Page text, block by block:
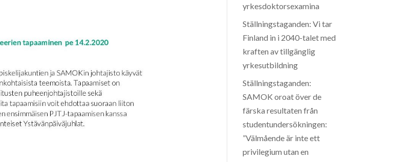
yrkesdoktorsexamina
Ställningstaganden: Vi tar
Finland in i 2040-talet med
kraften av tillgänglig
yrkesutbildning
Ställningstaganden:
SAMOK oroat över de
färska resultaten från
studentundersökningen:
”Välmående är inte ett
privilegium utan en